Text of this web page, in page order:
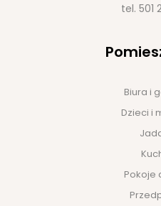
tel. 501
Biura i
Dzieci i
Pokoje